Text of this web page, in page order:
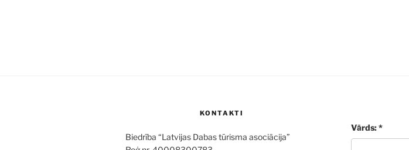
KONTAKTI
Biedrība “Latvijas Dabas tūrisma asociācija”
Vārds: *